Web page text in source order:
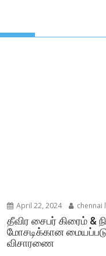
April 22, 2024 chennai
தீவிர சைபர் கிரைம் &
மோசடிக்கான
விசாரணை